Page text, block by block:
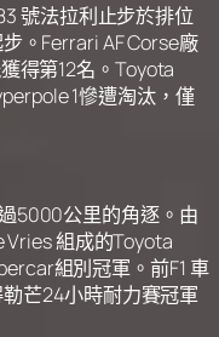
號法拉利止步於排位
。Ferrari AF Corse廠
得第12名。Toyota
1慘遭淘汰，僅
5000公里的角逐。由
Vries 組成的Toyota
組別冠軍。前F1 車
芒24小時耐力賽冠軍